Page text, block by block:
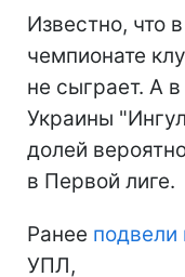
Известно, что
чемпионате
не сыграет. А
Украины
долей
в Первой лиге.
Ранее подвели
УПЛ,